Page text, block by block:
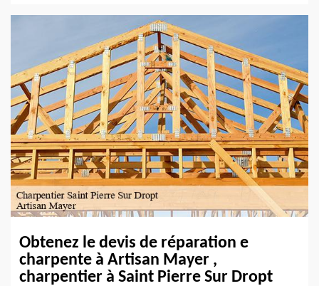
Obtenez le devis de réparation e
charpente à Artisan Mayer ,
charpentier à Saint Pierre Sur Dropt